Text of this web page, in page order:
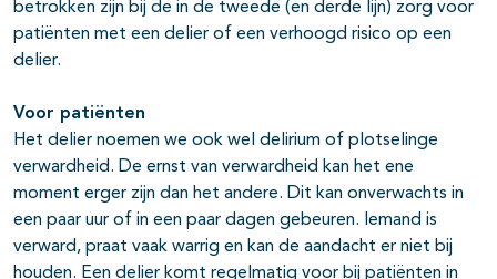
betrokken zijn bij de in de tweede (en derde lijn) zorg voor
patiënten met een delier of een verhoogd risico op een
delier.
Voor patiënten
Het delier noemen we ook wel delirium of plotselinge
verwardheid. De ernst van verwardheid kan het ene
moment erger zijn dan het andere. Dit kan onverwachts in
een paar uur of in een paar dagen gebeuren. Iemand is
verward, praat vaak warrig en kan de aandacht er niet bij
houden. Een delier komt regelmatig voor bij patiënten in